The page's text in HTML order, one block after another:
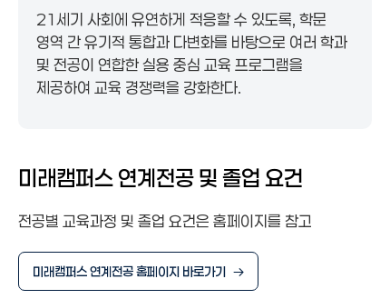
졸업인증제
연도별편입생졸업요건
21세기 사회에 유연하게 적응할 수 있도록, 학문
영역 간 유기적 통합과 다변화를 바탕으로 여러 학과
및 전공이 연합한 실용 중심 교육 프로그램을
제공하여 교육 경쟁력을 강화한다.
미래캠퍼스 연계전공 및 졸업 요건
전공별 교육과정 및 졸업 요건은 홈페이지를 참고
미래캠퍼스 연계전공 홈페이지 바로가기